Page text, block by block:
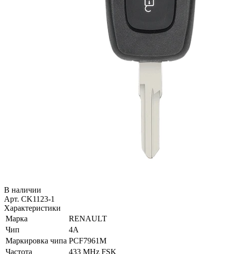
В наличии
Арт. CK1123-1
Характеристики
Марка
RENAULT
Чип
4A
Маркировка чипа PCF7961M
Частота
433 MHz FSK